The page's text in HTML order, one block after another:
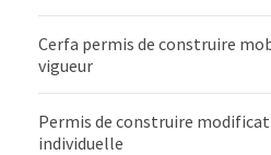
Cerfa permis de construire
vigueur
Permis de construire
individuelle